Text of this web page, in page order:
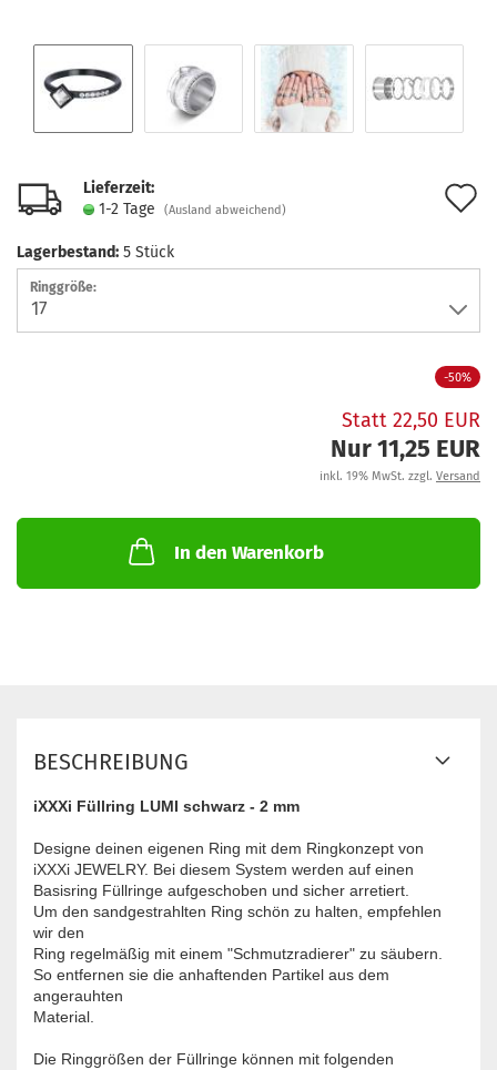
Lieferzeit:
1-2 Tage
(Ausland abweichend)
Lagerbestand: 5 Stück
Ringgröße:
-50%
Statt 22,50 EUR
Nur 11,25 EUR
inkl. 19% MwSt. zzgl. Versand
In den Warenkorb
BESCHREIBUNG
iXXXi Füllring LUMI schwarz - 2 mm
Designe deinen eigenen Ring mit dem Ringkonzept von
iXXXi JEWELRY. Bei diesem System werden auf einen
Basisring Füllringe aufgeschoben und sicher arretiert.
Um den sandgestrahlten Ring schön zu halten, empfehlen
wir den
Ring regelmäßig mit einem "Schmutzradierer" zu säubern.
So entfernen sie die anhaftenden Partikel aus dem
angerauhten
Material.
Die Ringgrößen der Füllringe können mit folgenden